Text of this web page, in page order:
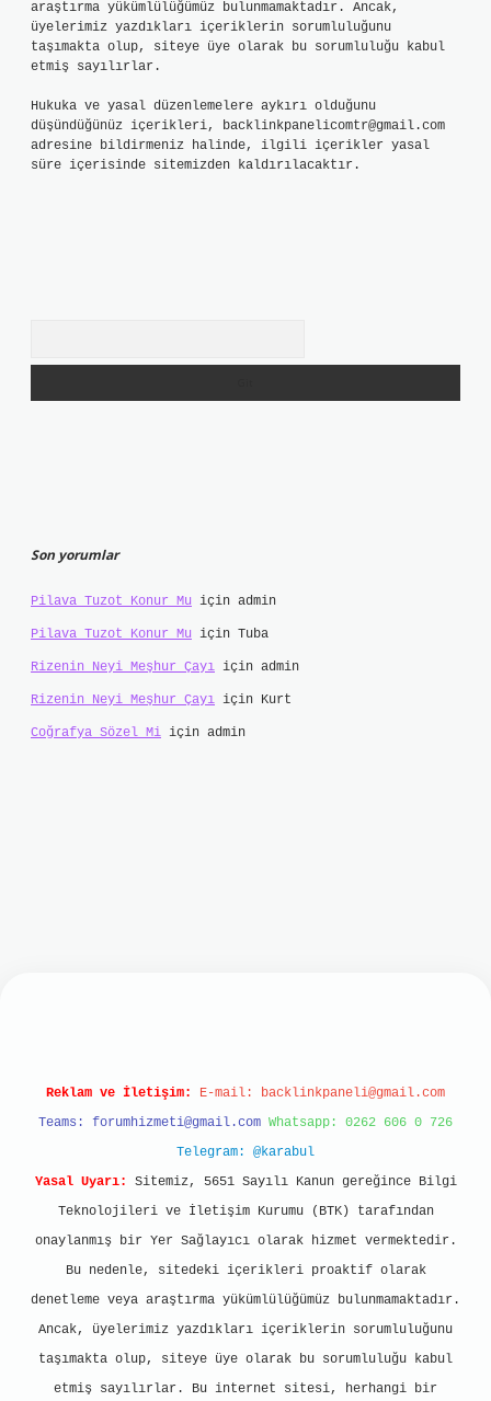
araştırma yükümlülüğümüz bulunmamaktadır. Ancak,
üyelerimiz yazdıkları içeriklerin sorumluluğunu
taşımakta olup, siteye üye olarak bu sorumluluğu kabul
etmiş sayılırlar.
Hukuka ve yasal düzenlemelere aykırı olduğunu
düşündüğünüz içerikleri, backlinkpanelicomtr@gmail.com
adresine bildirmeniz halinde, ilgili içerikler yasal
süre içerisinde sitemizden kaldırılacaktır.
Son yorumlar
Pilava Tuzot Konur Mu için admin
Pilava Tuzot Konur Mu için Tuba
Rizenin Neyi Meşhur Çayı için admin
Rizenin Neyi Meşhur Çayı için Kurt
Coğrafya Sözel Mi için admin
Reklam ve İletişim: E-mail: backlinkpaneli@gmail.com
Teams: forumhizmeti@gmail.com Whatsapp: 0262 606 0 726
Telegram: @karabul
Yasal Uyarı:
Sitemiz, 5651 Sayılı Kanun gereğince Bilgi
Teknolojileri ve İletişim Kurumu (BTK) tarafından
onaylanmış bir Yer Sağlayıcı olarak hizmet vermektedir.
Bu nedenle, sitedeki içerikleri proaktif olarak
denetleme veya araştırma yükümlülüğümüz bulunmamaktadır.
Ancak, üyelerimiz yazdıkları içeriklerin sorumluluğunu
taşımakta olup, siteye üye olarak bu sorumluluğu kabul
etmiş sayılırlar. Bu internet sitesi, herhangi bir